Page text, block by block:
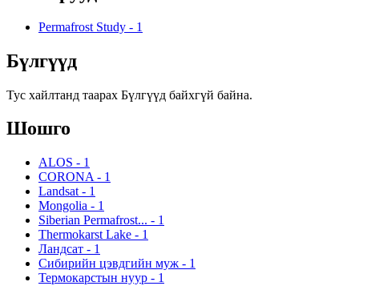
Permafrost Study - 1
Бүлгүүд
Тус хайлтанд таарах Бүлгүүд байхгүй байна.
Шошго
ALOS - 1
CORONA - 1
Landsat - 1
Mongolia - 1
Siberian Permafrost... - 1
Thermokarst Lake - 1
Ландсат - 1
Сибирийн цэвдгийн муж - 1
Термокарстын нуур - 1